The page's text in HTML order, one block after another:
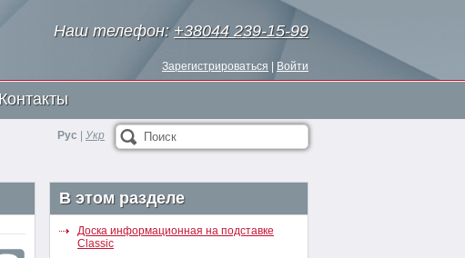
Наш телефон: +38044 239-15-99
Зарегистрироваться Войти
Контакты
Поиск
Рус Укр
В этом разделе
Доска информационная на подставке
Classic